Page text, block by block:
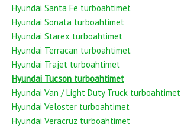
Hyundai Santa Fe turboahtimet
Hyundai Sonata turboahtimet
Hyundai Starex turboahtimet
Hyundai Terracan turboahtimet
Hyundai Trajet turboahtimet
Hyundai Tucson turboahtimet
Hyundai Van / Light Duty Truck turboahtimet
Hyundai Veloster turboahtimet
Hyundai Veracruz turboahtimet